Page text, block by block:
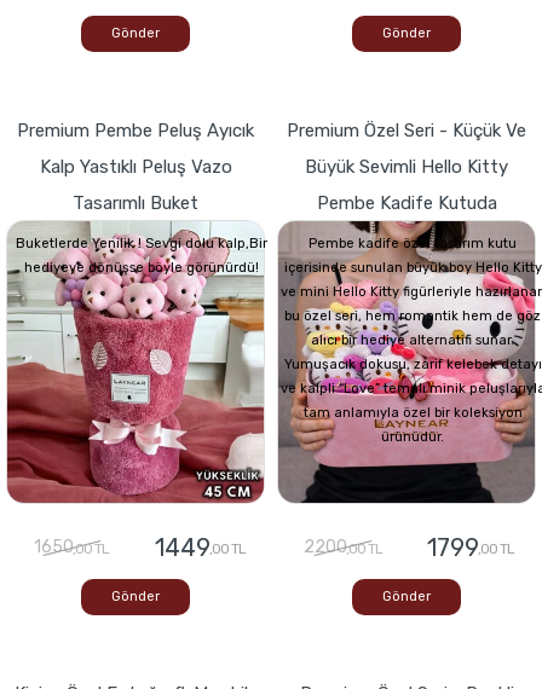
Gönder Gönder
Premium Pembe Peluş Ayıcık
Kalp Yastıklı Peluş Vazo
Tasarımlı Buket
Buketlerde Yenilik ! Sevgi dolu kalp,Bir
hediyeye dönüşse böyle görünürdü!
1650,00 TL 1449,00 TL
Gönder
Premium Özel Seri - Küçük Ve
Büyük Sevimli Hello Kitty
Pembe Kadife Kutuda
Pembe kadife özel tasarım kutu
içerisinde sunulan büyük boy Hello Kitty
ve mini Hello Kitty figürleriyle
bu özel seri, hem romantik hem de göz
alıcı bir hediye alternatifi sunar.
Yumuşacık dokusu, zarif kelebek detayı
ve kalpli “Love” temalı minik
tam anlamıyla özel bir koleksiyon
ürünüdür.
2200,00 TL 1799,00 TL
Gönder